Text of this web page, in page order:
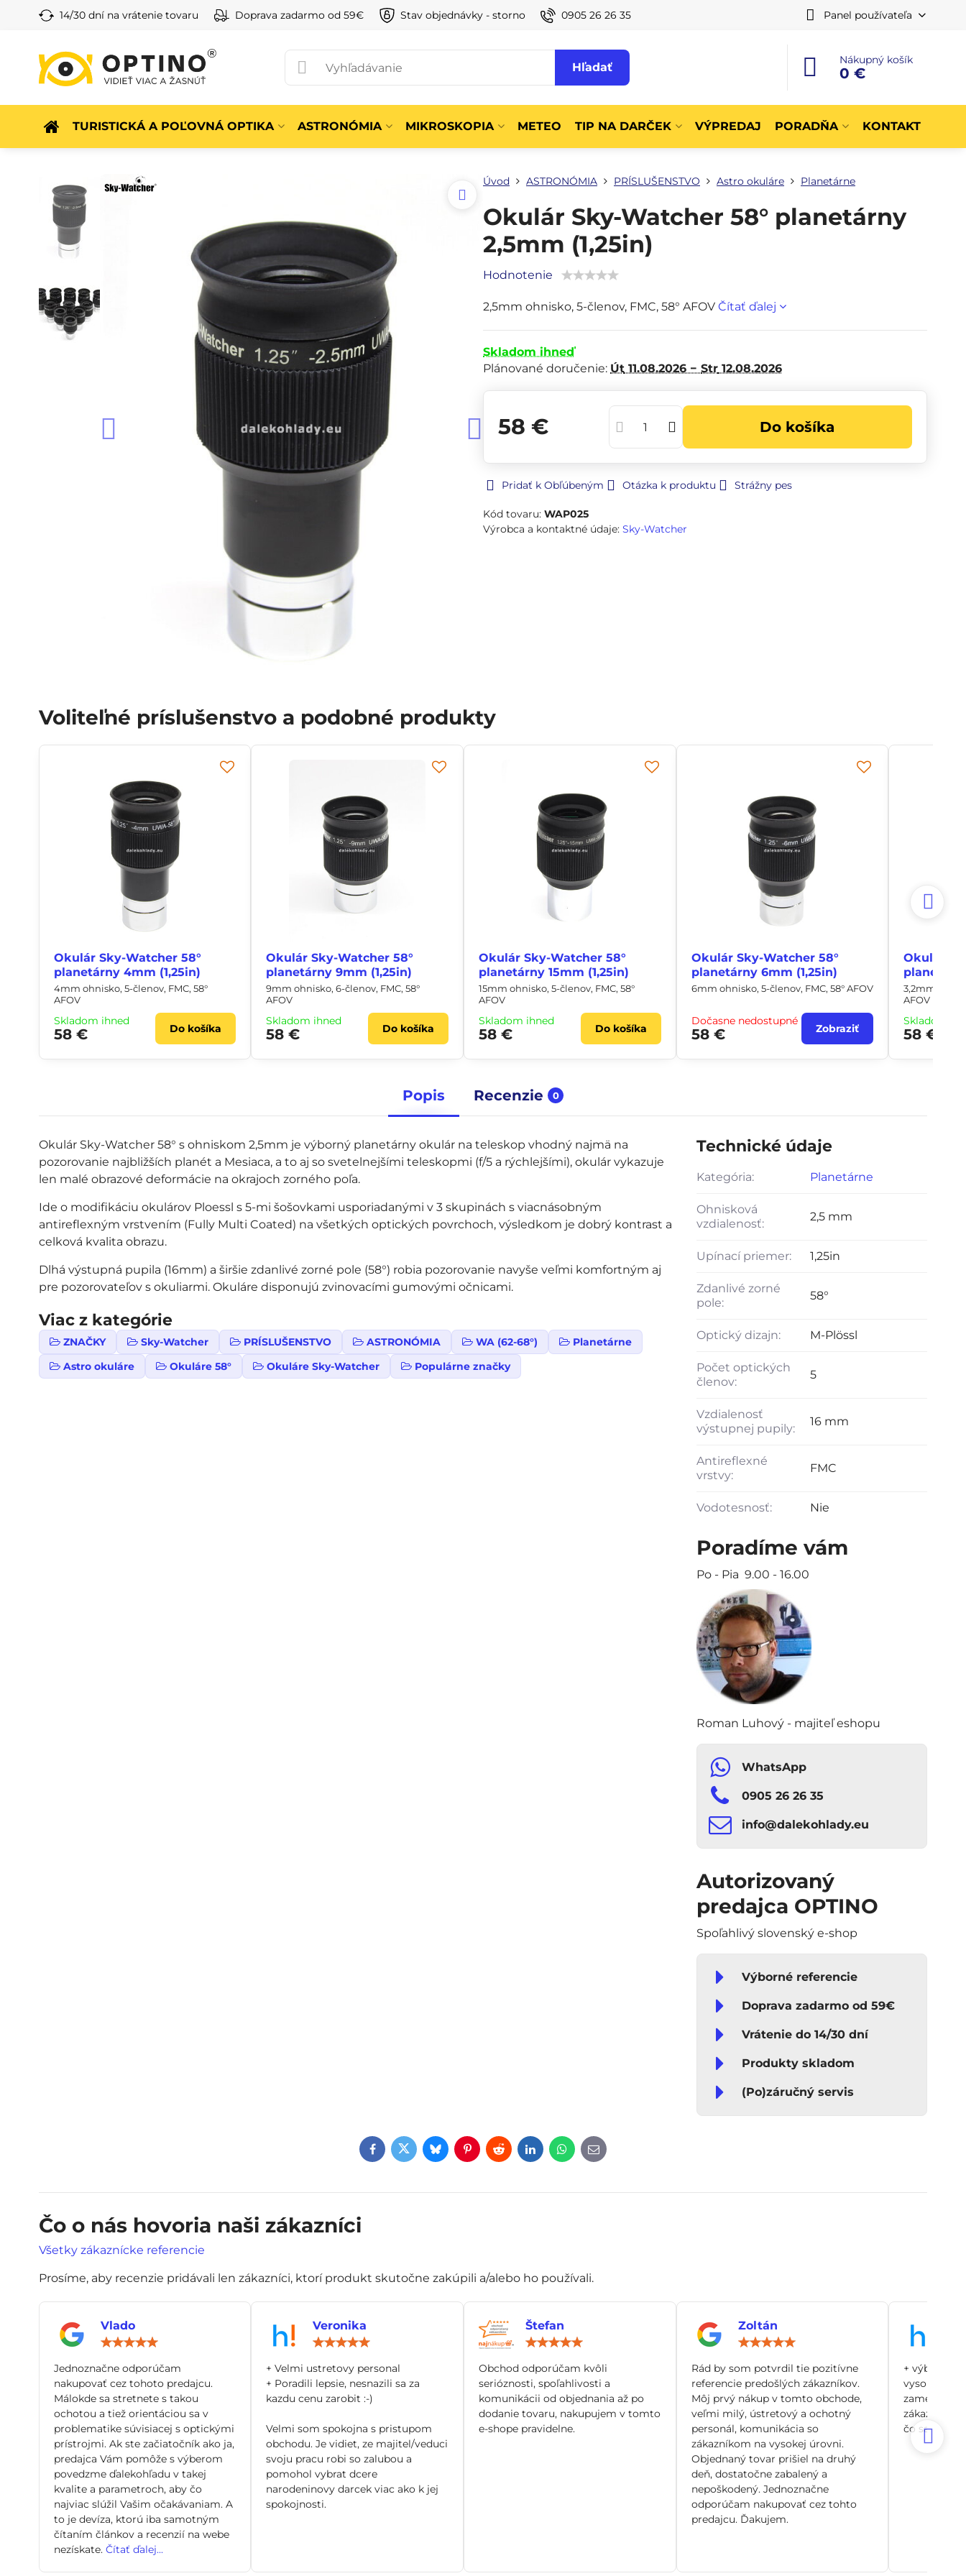
14/30 dní na vrátenie tovaru Doprava zadarmo od 59€ Stav objednávky - storno 0905 26 26 35 Panel používateľa
Hľadať
Nákupný košík
0 €
TURISTICKÁ A POĽOVNÁ OPTIKA ASTRONÓMIA MIKROSKOPIA METEO TIP NA DARČEK VÝPREDAJ PORADŇA KONTAKT
Úvod ASTRONÓMIA PRÍSLUŠENSTVO Astro okuláre Planetárne
Okulár Sky-Watcher 58° planetárny
2,5mm (1,25in)
Hodnotenie
2,5mm ohnisko, 5-členov, FMC, 58° AFOV Čítať ďalej
Skladom ihneď
Plánované doručenie: Út 11.08.2026 − Str 12.08.2026
58 € Do košíka
Pridať k Obľúbeným Otázka k produktu Strážny pes
Kód tovaru: WAP025
Výrobca a kontaktné údaje: Sky-Watcher
Popis Recenzie 0
Okulár Sky-Watcher 58° s ohniskom 2,5mm je výborný planetárny okulár na teleskop vhodný najmä na
pozorovanie najbližších planét a Mesiaca, a to aj so svetelnejšími teleskopmi (f/5 a rýchlejšími), okulár vykazuje
len malé obrazové deformácie na okrajoch zorného poľa.
Ide o modifikáciu okulárov Ploessl s 5-mi šošovkami usporiadanými v 3 skupinách s viacnásobným
antireflexným vrstvením (Fully Multi Coated) na všetkých optických povrchoch, výsledkom je dobrý kontrast a
celková kvalita obrazu.
Dlhá výstupná pupila (16mm) a širšie zdanlivé zorné pole (58°) robia pozorovanie navyše veľmi komfortným aj
pre pozorovateľov s okuliarmi. Okuláre disponujú zvinovacími gumovými očnicami.
Viac z kategórie
ZNAČKY Sky-Watcher PRÍSLUŠENSTVO ASTRONÓMIA WA (62-68°)
Planetárne
Astro okuláre
Okuláre 58° Okuláre Sky-Watcher Populárne značky
Technické údaje
Kategória: Planetárne
Ohnisková
vzdialenosť:
2,5 mm
Upínací priemer: 1,25in
Zdanlivé zorné
pole:
58°
Optický dizajn: M-Plössl
Počet optických
členov:
5
Vzdialenosť
výstupnej pupily:
16 mm
Antireflexné
vrstvy:
FMC
Vodotesnosť: Nie
Poradíme vám
Po - Pia 9.00 - 16.00
Roman Luhový - majiteľ eshopu
WhatsApp
0905 26 26 35
info​​@dalekohlady​​.eu
Autorizovaný
predajca OPTINO
Spoľahlivý slovenský e-shop
Výborné referencie
Doprava zadarmo od 59€
Vrátenie do 14/30 dní
Produkty skladom
(Po)záručný servis
Facebook
TwitterBlueskyPinterest
RedditLinkedInWhatsApp
E-
mail
Voliteľné príslušenstvo a podobné produkty
Okulár Sky-Watcher 58°
planetárny 4mm (1,25in)
4mm ohnisko, 5-členov, FMC, 58°
AFOV
Skladom ihneď
58 € Do košíka
Okulár Sky-Watcher 58°
planetárny 9mm (1,25in)
9mm ohnisko, 6-členov, FMC, 58°
AFOV
Skladom ihneď
58 € Do košíka
Okulár Sky-Watcher 58°
planetárny 15mm (1,25in)
15mm ohnisko, 5-členov, FMC, 58°
AFOV
Skladom ihneď
58 € Do košíka
Okulár Sky-Watcher 58°
planetárny 6mm (1,25in)
6mm ohnisko, 5-členov, FMC, 58° AFOV
Dočasne nedostupné
58 € Zobraziť
Okulár
3,2mm
AFOV
Skladom
58 €
Čo o nás hovoria naši zákazníci
Všetky zákaznícke referencie
Prosíme, aby recenzie pridávali len zákazníci, ktorí produkt skutočne zakúpili a/alebo ho používali.
Vlado
Jednoznačne odporúčam
nakupovať cez tohoto predajcu.
Málokde sa stretnete s takou
ochotou a tiež orientáciou sa v
problematike súvisiacej s optickými
prístrojmi. Ak ste začiatočník ako ja,
predajca Vám pomôže s výberom
povedzme ďalekohľadu v takej
kvalite a parametroch, aby čo
najviac slúžil Vašim očakávaniam. A
to je devíza, ktorú iba samotným
čítaním článkov a recenzií na webe
nezískate. Čítať ďalej...
Veronika
+ Velmi ustretovy personal
+ Poradili lepsie, nesnazili sa za
kazdu cenu zarobit :-)
Velmi som spokojna s pristupom
obchodu. Je vidiet, ze majitel/veduci
svoju pracu robi so zalubou a
pomohol vybrat dcere
narodeninovy darcek viac ako k jej
spokojnosti.
Štefan
Obchod odporúčam kvôli
serióznosti, spoľahlivosti a
komunikácii od objednania až po
dodanie tovaru, nakupujem v tomto
e-shope pravidelne.
Zoltán
/
5
Rád by som potvrdil tie pozitívne
referencie predošlých zákazníkov.
Môj prvý nákup v tomto obchode,
veľmi milý, ústretový a ochotný
personál, komunikácia so
zákazníkom na vysokej úrovni.
Objednaný tovar prišiel na druhý
deň, dostatočne zabalený a
nepoškodený. Jednoznačne
odporúčam nakupovať cez tohto
predajcu. Ďakujem.
+ výborný
vysoko
zamerané
zákazníka,
čo sa dá.